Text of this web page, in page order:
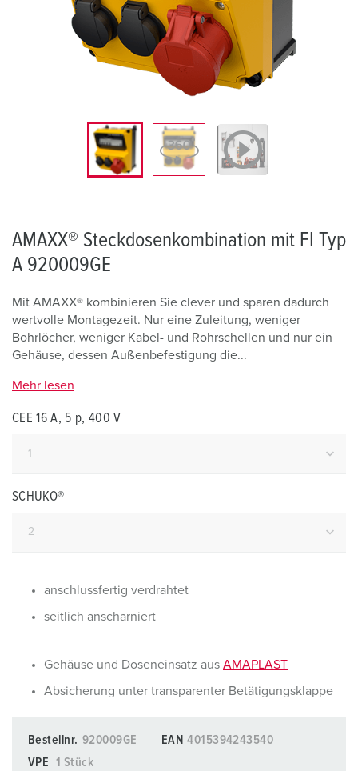
AMAXX® Steckdosenkombination mit FI Typ
A 920009GE
Mit AMAXX® kombinieren Sie clever und sparen dadurch
wertvolle Montagezeit. Nur eine Zuleitung, weniger
Bohrlöcher, weniger Kabel- und Rohrschellen und nur ein
Gehäuse, dessen Außenbefestigung die...
Mehr lesen
CEE 16 A, 5 p, 400 V
SCHUKO®
anschlussfertig verdrahtet
seitlich anscharniert
Gehäuse und Doseneinsatz aus AMAPLAST
Absicherung unter transparenter Betätigungsklappe
Bestellnr. 920009GE EAN 4015394243540
VPE
1 Stück